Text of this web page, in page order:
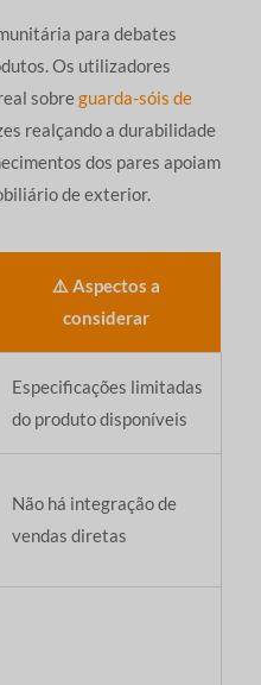
para debates
Os utilizadores
sobreguarda-sóis de
realçando a durabilidade
dos pares apoiam
de exterior.
⚠️ Aspectos a
considerar
Especificações limitadas
do produto disponíveis
Não há integração de
vendas diretas